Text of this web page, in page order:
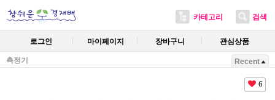
카테고리 검색
로그인 마이페이지 장바구니 관심상품
측정기 Recent
6